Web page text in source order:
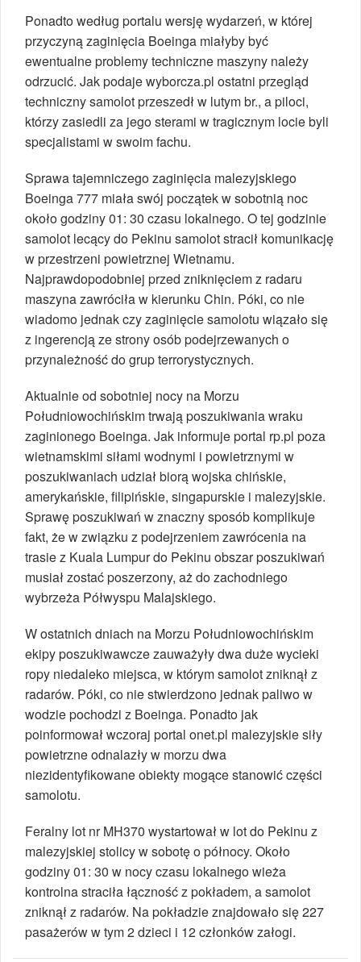
Ponadto według portalu wersję wydarzeń, w której
przyczyną zaginięcia Boeinga miałyby być
ewentualne problemy techniczne maszyny należy
odrzucić. Jak podaje wyborcza.pl ostatni przegląd
techniczny samolot przeszedł w lutym br., a piloci,
którzy zasiedli za jego sterami w tragicznym locie byli
specjalistami w swoim fachu.
Sprawa tajemniczego zaginięcia malezyjskiego
Boeinga 777 miała swój początek w sobotnią noc
około godziny 01: 30 czasu lokalnego. O tej godzinie
samolot lecący do Pekinu samolot stracił komunikację
w przestrzeni powietrznej Wietnamu.
Najprawdopodobniej przed zniknięciem z radaru
maszyna zawróciła w kierunku Chin. Póki, co nie
wiadomo jednak czy zaginięcie samolotu wiązało się
z ingerencją ze strony osób podejrzewanych o
przynależność do grup terrorystycznych.
Aktualnie od sobotniej nocy na Morzu
Południowochińskim trwają poszukiwania wraku
zaginionego Boeinga. Jak informuje portal rp.pl poza
wietnamskimi siłami wodnymi i powietrznymi w
poszukiwaniach udział biorą wojska chińskie,
amerykańskie, filipińskie, singapurskie i malezyjskie.
Sprawę poszukiwań w znaczny sposób komplikuje
fakt, że w związku z podejrzeniem zawrócenia na
trasie z Kuala Lumpur do Pekinu obszar poszukiwań
musiał zostać poszerzony, aż do zachodniego
wybrzeża Półwyspu Malajskiego.
W ostatnich dniach na Morzu Południowochińskim
ekipy poszukiwawcze zauważyły dwa duże wycieki
ropy niedaleko miejsca, w którym samolot zniknął z
radarów. Póki, co nie stwierdzono jednak paliwo w
wodzie pochodzi z Boeinga. Ponadto jak
poinformował wczoraj portal onet.pl malezyjskie siły
powietrzne odnalazły w morzu dwa
niezidentyfikowane obiekty mogące stanowić części
samolotu.
Feralny lot nr MH370 wystartował w lot do Pekinu z
malezyjskiej stolicy w sobotę o północy. Około
godziny 01: 30 w nocy czasu lokalnego wieża
kontrolna straciła łączność z pokładem, a samolot
zniknął z radarów. Na pokładzie znajdowało się 227
pasażerów w tym 2 dzieci i 12 członków załogi.